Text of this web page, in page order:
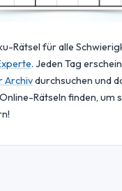
Rätsel für alle
. Jeden Tag
Archivdurchsuchen und
Rätseln finden, um